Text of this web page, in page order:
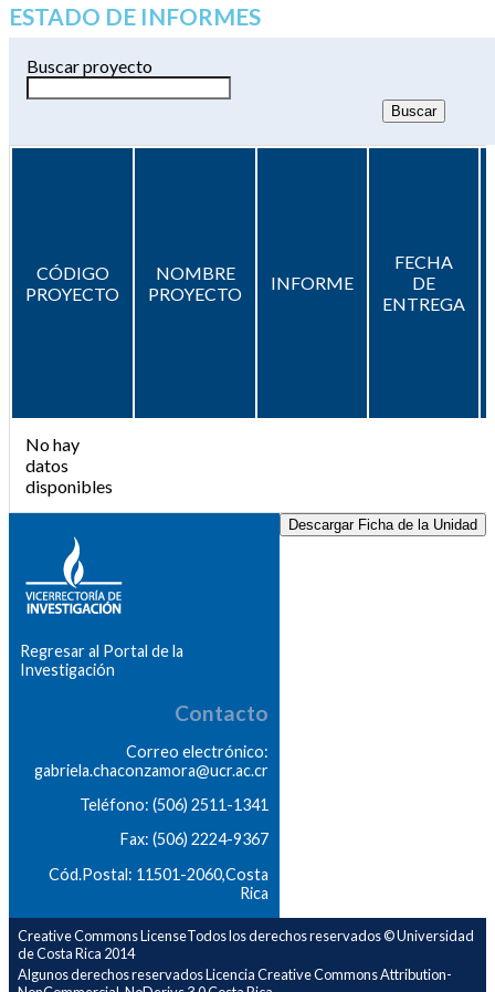
ESTADO DE INFORMES
Buscar proyecto
CÓDIGO
PROYECTO
NOMBRE
PROYECTO
INFORME
FECHA
DE
ENTREGA
No hay
datos
disponibles
Descargar Ficha de la Unidad
Regresar al Portal de la
Investigación
Contacto
Correo electrónico:
gabriela.chaconzamora@ucr.ac.cr
Teléfono: (506) 2511-1341
Fax: (506) 2224-9367
Cód.Postal: 11501-2060,Costa
Rica
Creative Commons LicenseTodos los derechos reservados © Universidad
de Costa Rica 2014
Algunos derechos reservados Licencia Creative Commons Attribution-